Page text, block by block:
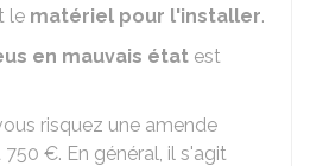
le matériel pour l'installer.
en mauvais état est
risquez une amende
750 €. En général, il s'agit